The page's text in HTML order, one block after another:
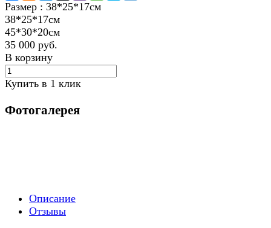
Размер : 38*25*17см
38*25*17см
45*30*20см
35 000 руб.
В корзину
Купить в 1 клик
Фотогалерея
Описание
Отзывы